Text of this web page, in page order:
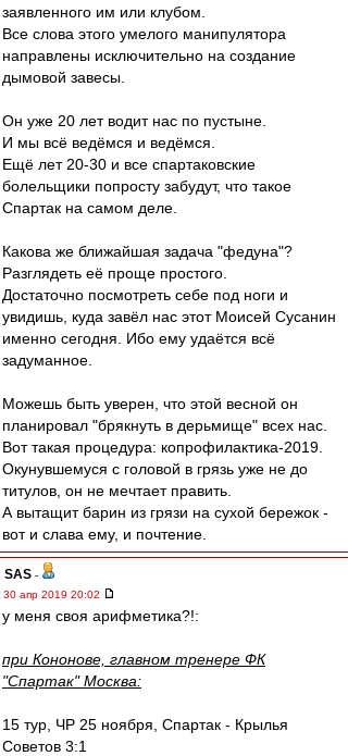
заявленного им или клубом.
Все слова этого умелого манипулятора
направлены исключительно на создание
дымовой завесы.
Он уже 20 лет водит нас по пустыне.
И мы всё ведёмся и ведёмся.
Ещё лет 20-30 и все спартаковские
болельщики попросту забудут, что такое
Спартак на самом деле.
Какова же ближайшая задача "федуна"?
Разглядеть её проще простого.
Достаточно посмотреть себе под ноги и
увидишь, куда завёл нас этот Моисей Сусанин
именно сегодня. Ибо ему удаётся всё
задуманное.
Можешь быть уверен, что этой весной он
планировал "брякнуть в дерьмище" всех нас.
Вот такая процедура: копрофилактика-2019.
Окунувшемуся с головой в грязь уже не до
титулов, он не мечтает править.
А вытащит барин из грязи на сухой бережок -
вот и слава ему, и почтение.
SAS -
30 апр 2019 20:02
у меня своя арифметика?!:
при Кононове, главном тренере ФК
"Спартак" Москва:
15 тур, ЧР 25 ноября, Спартак - Крылья
Советов 3:1